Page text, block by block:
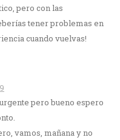
pero con las
tener problemas en
cuando vuelvas!
pero bueno espero
vamos, mañana y no